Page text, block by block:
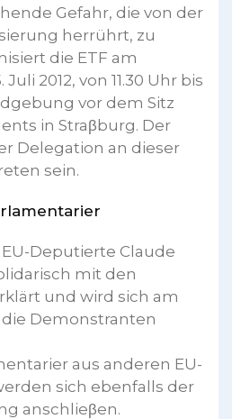
Gefahr, die von der
herrührt, zu
die ETF am
2012, von 11.30 Uhr bis
vor dem Sitz
in Straβburg. Der
Delegation an dieser
sein.
Deputierte Claude
mit den
und wird sich am
Demonstranten
aus anderen EU-
sich ebenfalls der
anschlieβen.